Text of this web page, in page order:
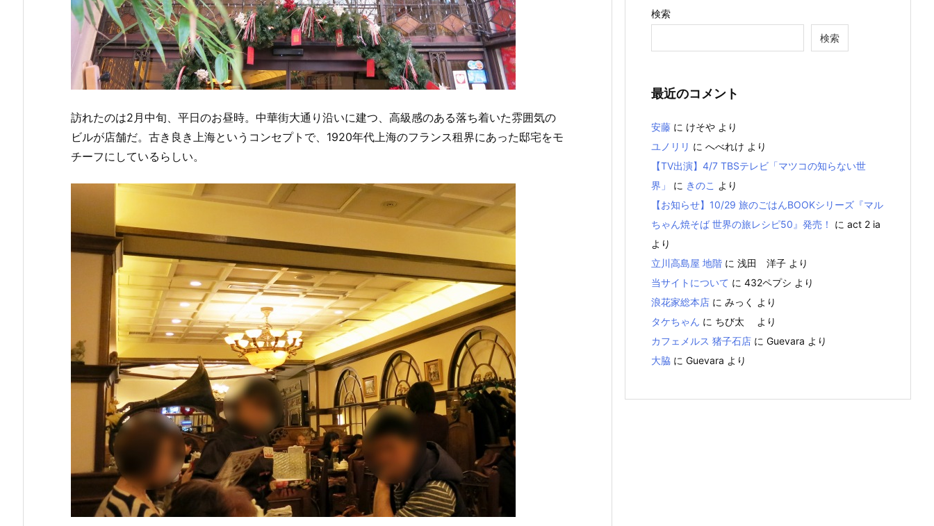
訪れたのは2月中旬、平日のお昼時。中華街大通り沿いに建つ、高級感のある落ち着いた雰囲気の
ビルが店舗だ。古き良き上海というコンセプトで、1920年代上海のフランス租界にあった邸宅をモ
チーフにしているらしい。
検索
検索
最近のコメント
安藤 に けそや より
ユノリリ に へべれけ より
【TV出演】4/7 TBSテレビ「マツコの知らない世
界」
に きのこ より
【お知らせ】10/29 旅のごはんBOOKシリーズ『マル
ちゃん焼そば 世界の旅レシピ50』発売！
に act 2 ia
より
立川高島屋 地階 に 浅田 洋子 より
当サイトについて に 432ペプシ より
浪花家総本店 に みっく
より
タケちゃん に ちび太
より
カフェメルス 猪子石店 に Guevara より
大脇 に Guevara より